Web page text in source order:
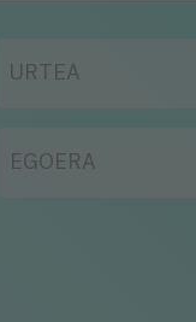
URTEA
EGOERA